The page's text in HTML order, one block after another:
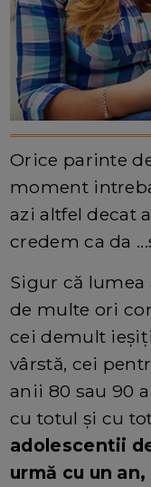
Orice parinte
moment
azi altfel decat
credem ca da
Sigur că lumea
de multe ori
cei demult
vârstă, cei
anii 80 sau 90
cu totul și cu
adolescentii
urmă cu un